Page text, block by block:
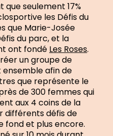
que seulement 17%
les Défis du
que Marie-Josée
du parc, et la
ont fondé Les Roses.
un groupe de
afin de
que représente le
de 300 femmes qui
aux 4 coins de la
différents défis de
fond et plus encore.